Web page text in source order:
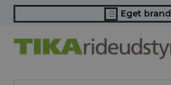
d Eget brand